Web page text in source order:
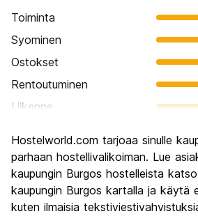
Toiminta
Syominen
Ostokset
Rentoutuminen
Liikenne
Kulttuuri
Yöelämä
Rahanarvoinen
Hostelworld.com tarjoaa sinulle
parhaan hostellivalikoiman. Lue
kaupungin Burgos hostelleista
kaupungin Burgos kartalla ja käytä
kuten ilmaisia